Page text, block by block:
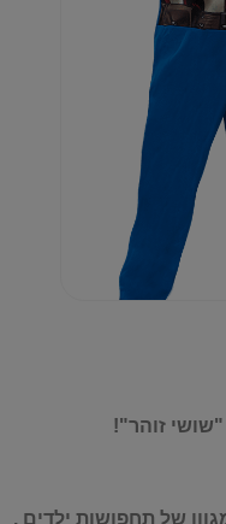
זוהר"!
של תחפושות ילדים ,